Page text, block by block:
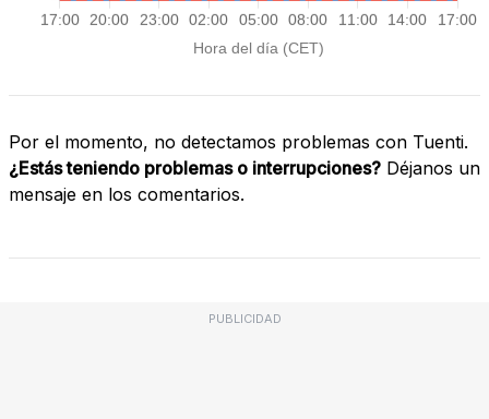
Por el momento, no detectamos problemas con Tuenti.
¿Estás teniendo problemas o interrupciones? Déjanos un
mensaje en los comentarios.
PUBLICIDAD